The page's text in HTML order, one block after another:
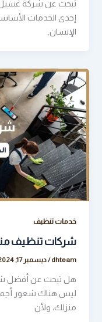
تبحث عن شركة غسيل
إحدى الخدمات
الإنسان.
خدمات تنظيف
شركات تنظيف
dhteam
/ديسمبر 17, 2024
هل تبحث عن أفضل
ليس هناك شعور
منزلك، ولأن